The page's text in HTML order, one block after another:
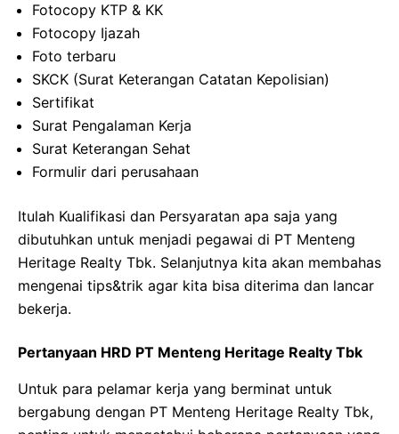
Fotocopy KTP & KK
Fotocopy Ijazah
Foto terbaru
SKCK (Surat Keterangan Catatan Kepolisian)
Sertifikat
Surat Pengalaman Kerja
Surat Keterangan Sehat
Formulir dari perusahaan
Itulah Kualifikasi dan Persyaratan apa saja yang
dibutuhkan untuk menjadi pegawai di PT Menteng
Heritage Realty Tbk. Selanjutnya kita akan membahas
mengenai tips&trik agar kita bisa diterima dan lancar
bekerja.
Pertanyaan HRD PT Menteng Heritage Realty Tbk
Untuk para pelamar kerja yang berminat untuk
bergabung dengan PT Menteng Heritage Realty Tbk,